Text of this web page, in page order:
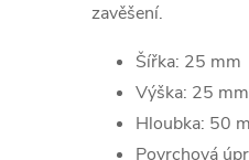
zavěšení.
Šířka: 25 mm
Výška: 25 mm
Hloubka: 50
Povrchová